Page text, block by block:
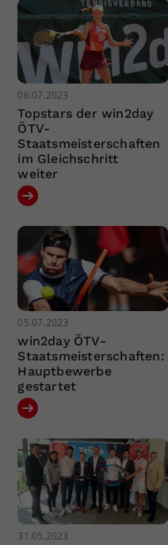
06.07.2023
Topstars der win2day
ÖTV-
Staatsmeisterschaften
im Gleichschritt
weiter
05.07.2023
win2day ÖTV-
Staatsmeisterschaften:
Hauptbewerbe
gestartet
31.05.2023